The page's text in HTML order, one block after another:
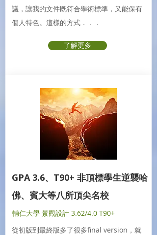
議，讓我的文件既符合學術標準，又能保有
個人特色。這樣的方式．．．
了解更多
GPA 3.6、T90+ 非頂標學生逆襲哈
佛、賓大等八所頂尖名校
輔仁大學 景觀設計 3.62/4.0 T90+
從初版到最終版多了很多final version，就